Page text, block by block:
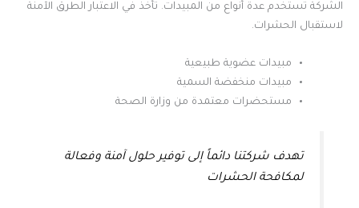
الشركة تستخدم عدة أنواع من المبيدات. تأخذ في الاعتبار الطرق الآمنة
لاستقبال الحشرات.
مبيدات عضوية طبيعية
مبيدات منخفضة السمية
مستحضرات معتمدة من وزارة الصحة
تهدف شركتنا دائماً إلى توفير حلول آمنة وفعالة
لمكافحة الحشرات